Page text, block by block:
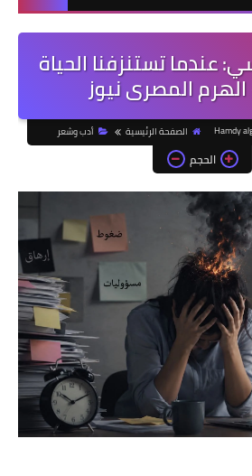
عندما تستنزفنا الحياة
المصرى نيوز
Hamdy الصفحة الرئيسية أدب وشعر
الحجم